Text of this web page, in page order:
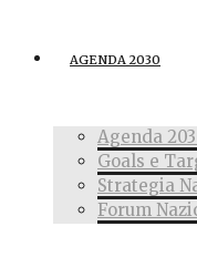
AGENDA 2030
Agenda
Goals e
Strategia
Forum